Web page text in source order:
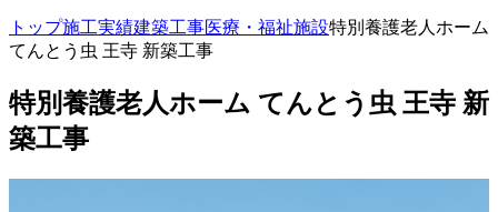
トップ施工実績建築工事医療・福祉施設特別養護老人ホーム
てんとう虫 王寺 新築工事
特別養護老人ホーム てんとう虫 王寺 新
築工事